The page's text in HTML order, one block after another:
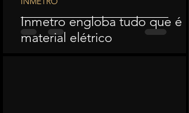
Inmetro engloba tudo que é
material elétrico